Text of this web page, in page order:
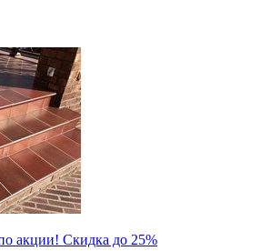
акции! Скидка до 25%